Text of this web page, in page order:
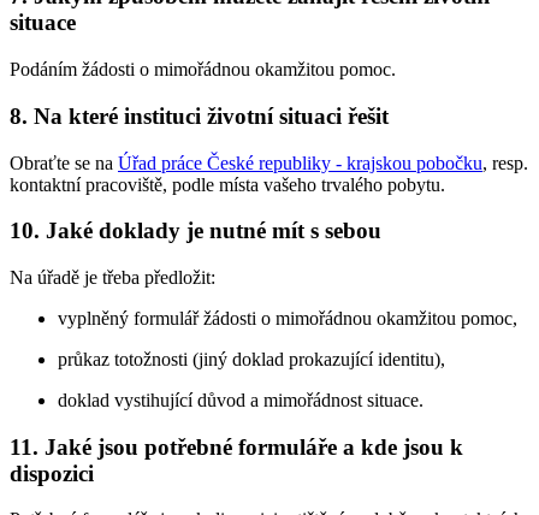
situace
Podáním žádosti o mimořádnou okamžitou pomoc.
8. Na které instituci životní situaci řešit
Obraťte se na Úřad práce České republiky - krajskou pobočku, resp.
kontaktní pracoviště, podle místa vašeho trvalého pobytu.
10. Jaké doklady je nutné mít s sebou
Na úřadě je třeba předložit:
vyplněný formulář žádosti o mimořádnou okamžitou pomoc,
průkaz totožnosti (jiný doklad prokazující identitu),
doklad vystihující důvod a mimořádnost situace.
11. Jaké jsou potřebné formuláře a kde jsou k
dispozici